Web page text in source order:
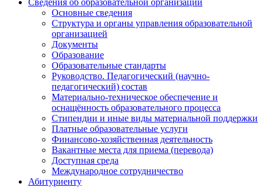
Сведения об образовательной организации
Основные сведения
Структура и органы управления образовательной
организацией
Документы
Образование
Образовательные стандарты
Руководство. Педагогический (научно-
педагогический) состав
Материально-техническое обеспечение и
оснащённость образовательного процесса
Стипендии и иные виды материальной поддержки
Платные образовательные услуги
Финансово-хозяйственная деятельность
Вакантные места для приема (перевода)
Доступная среда
Международное сотрудничество
Абитуриенту